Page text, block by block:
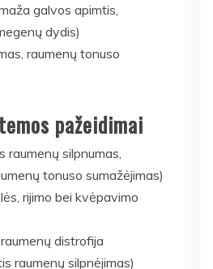
galvos apimtis,
dydis)
raumenų tonuso
pažeidimai
raumenų silpnumas,
tonuso sumažėjimas)
rijimo bei kvėpavimo
distrofija
raumenų silpnėjimas)